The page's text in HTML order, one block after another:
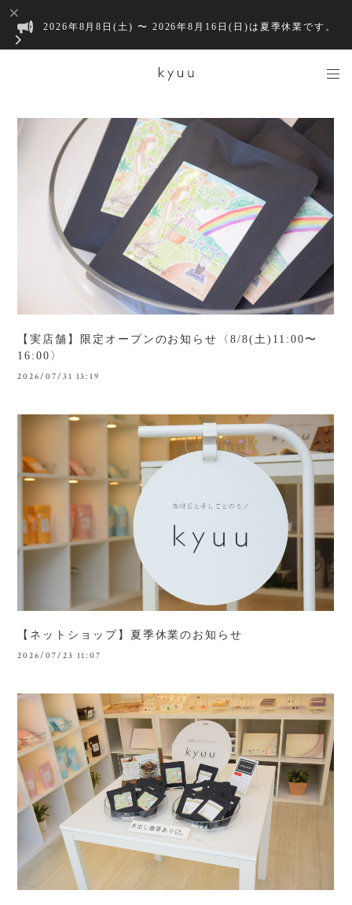
2026年8月8日(土) 〜 2026年8月16日(日)は夏季休業です。
【実店舗】限定オープンのお知らせ〈8/8(土)11:00〜
16:00〉
2026/07/31 13:19
【ネットショップ】夏季休業のお知らせ
2026/07/23 11:07